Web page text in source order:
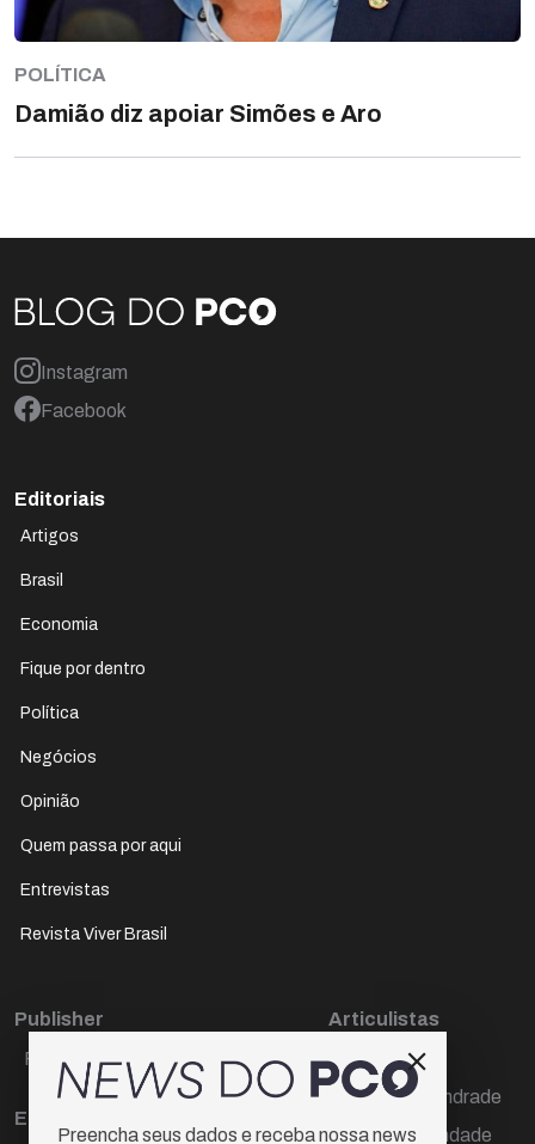
POLÍTICA
Damião diz apoiar Simões e Aro
Instagram
Facebook
Editoriais
Artigos
Brasil
Economia
Fique por dentro
Política
Negócios
Opinião
Quem passa por aqui
Entrevistas
Revista Viver Brasil
Publisher
Paulo Cesar de Oliveira
Editora Chefe
Articulistas
Décio Freire
Dr Marcos Andrade
Hamilton Trindade
Preencha seus dados e receba nossa news